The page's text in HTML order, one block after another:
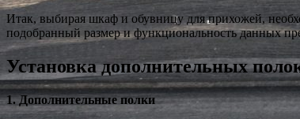
Итак, выбирая шкаф и обувницу для прихожей,
подобранный размер и функциональность данных
Установка дополнительных
1. Дополнительные полки